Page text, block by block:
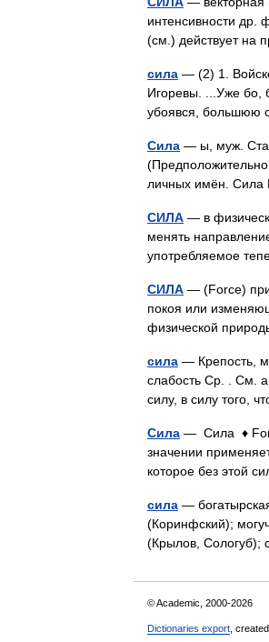
интенсивности др.
(см.) действует на
сила — (2) 1.
Игоревы. ...Уже бо,
убоявся, большюю
Сила — ы, муж.
личных имён.
СИЛА — в
менять
употребляемое
СИЛА — (Force)
покоя или
физической
сила — Крепость,
слабость Ср. . См.
силу, в силу того,
Сила — Сила ♦
значении
которое без этой
сила —
(Коринфский);
(Крылов, Сологуб);
© Academic, 2000-2026
Dictionaries export ,